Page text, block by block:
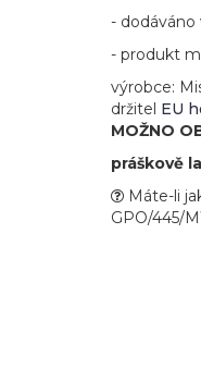
-
- produkt
výrobce:
držitel EU
MOŽNO
práškově
Máte-li
GPO/445/